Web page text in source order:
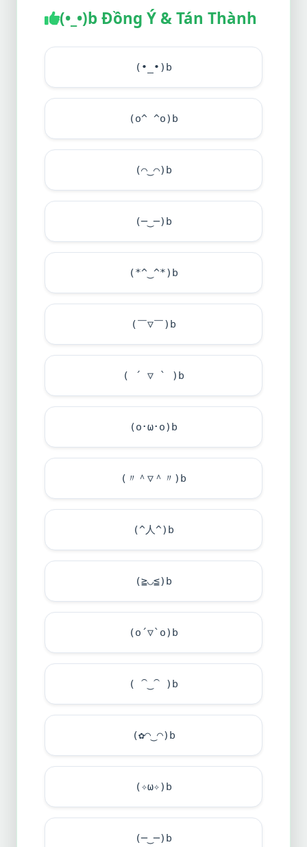
(•_•)b Đồng Ý & Tán Thành
(•_•)b
(o^ ^o)b
(⌒‿⌒)b
(─‿─)b
(*^‿^*)b
(￣▽￣)b
( ´ ▽ ` )b
(o･ω･o)b
(〃＾▽＾〃)b
(^人^)b
(≧◡≦)b
(o´▽`o)b
( ⁀‿⁀ )b
(✿◠‿◠)b
(✧ω✧)b
(─‿─)b